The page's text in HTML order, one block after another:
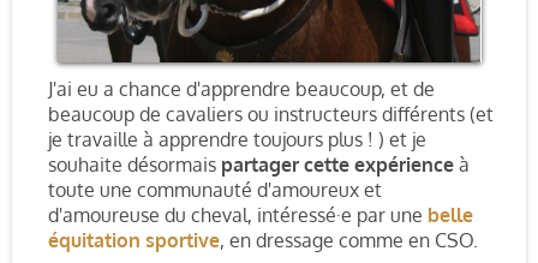
J'ai eu a chance d'apprendre beaucoup, et de
beaucoup de cavaliers ou instructeurs différents (et
je travaille à apprendre toujours plus ! ) et je
souhaite désormais partager cette expérience à
toute une communauté d'amoureux et
d'amoureuse du cheval, intéressé·e par une belle
équitation sportive, en dressage comme en CSO.